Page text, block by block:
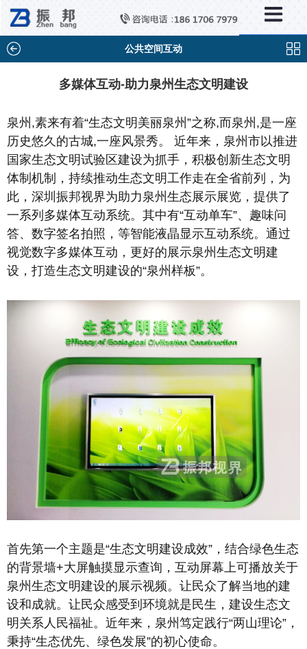
公共空间互动
多媒体互动-助力泉州生态文明建设
泉州,素来有着“生态文明美丽泉州”之称,而泉州,是一座
历史悠久的古城,一座风景秀。 近年来，泉州市以推进
国家生态文明试验区建设为抓手，积极创新生态文明
体制机制，持续推动生态文明工作走在全省前列，为
此，深圳振邦视界为助力泉州生态展示展览，提供了
一系列多媒体互动系统。其中有“互动单车”、趣味问
答、数字签名拍照，等智能液晶显示互动系统。通过
视觉数字多媒体互动，更好的展示泉州生态文明建
设，打造生态文明建设的“泉州样板”。
首先第一个主题是“生态文明建设成效”，结合绿色生态
的背景墙+大屏触摸显示查询，互动屏幕上可播放关于
泉州生态文明建设的展示视频。让民众了解当地的建
设和成就。让民众感受到环境就是民生，建设生态文
明关系人民福祉。近年来，泉州笃定践行“两山理论”，
秉持“生态优先、绿色发展”的初心使命。
新闻中心
×
公司新闻
行业新闻
问题解答
百科知识